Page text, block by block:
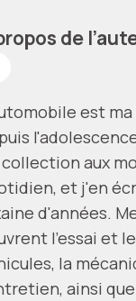
de
est
aux
et j'en
d'années.
l'essai et
la
ainsi